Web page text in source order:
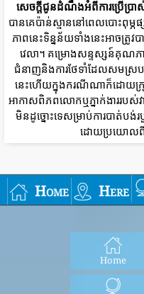
សេចក្តីជូនដំណឹងអំពីការប្រើប្រា
បានគេប៉ាន់ស្មាននៅពេលបោះពុម្
ភាពនេះទិន្នន័យទាំងនេះអាចត្រូ
វេលា។ គម្រោងសន្ទស្សន៍គុណ
ជំនាញនិងការថែទាំដែលសមស្រប
នេះហើយក្នុងករណីណាក៏ដោយក្
អាកាសពិភពលោកឬភ្នាក់ងាររបស់
មិនដូច្នោះទេសម្រាប់ការបាត់
ដោយប្រយោលពីក
Home Here
Home